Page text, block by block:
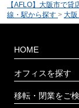
【AFLO】大阪市で
線・駅から探す > 大
HOME
オフィスを探す
移転・閉業をご